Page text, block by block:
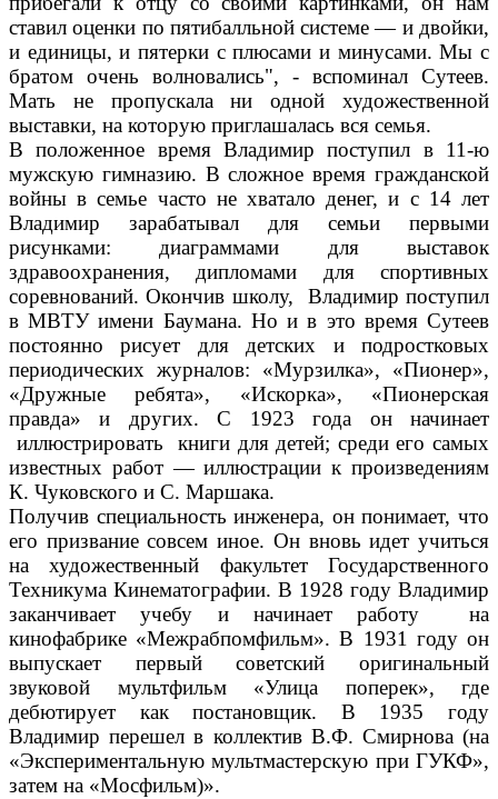
ставил оценки по пятибалльной системе — и двойки,
и единицы, и пятерки с плюсами и минусами. Мы с
братом очень волновались", - вспоминал Сутеев.
Мать не пропускала ни одной художественной
выставки, на которую приглашалась вся семья.
В положенное время Владимир поступил в 11-ю
мужскую гимназию. В сложное время гражданской
войны в семье часто не хватало денег, и с 14 лет
Владимир зарабатывал для семьи первыми
рисунками: диаграммами для выставок
здравоохранения, дипломами для спортивных
соревнований. Окончив школу, Владимир поступил
в МВТУ имени Баумана. Но и в это время Сутеев
постоянно рисует для детских и подростковых
периодических журналов: «Мурзилка», «Пионер»,
«Дружные ребята», «Искорка», «Пионерская
правда» и других. С 1923 года он начинает
иллюстрировать книги для детей; среди его самых
известных работ — иллюстрации к произведениям
К. Чуковского и С. Маршака.
Получив специальность инженера, он понимает, что
его призвание совсем иное. Он вновь идет учиться
на художественный факультет Государственного
Техникума Кинематографии. В 1928 году Владимир
заканчивает учебу и начинает работу на
кинофабрике «Межрабпомфильм». В 1931 году он
выпускает первый советский оригинальный
звуковой мультфильм «Улица поперек», где
дебютирует как постановщик. В 1935 году
Владимир перешел в коллектив В.Ф. Смирнова (на
«Экспериментальную мультмастерскую при ГУКФ»,
затем на «Мосфильм)».